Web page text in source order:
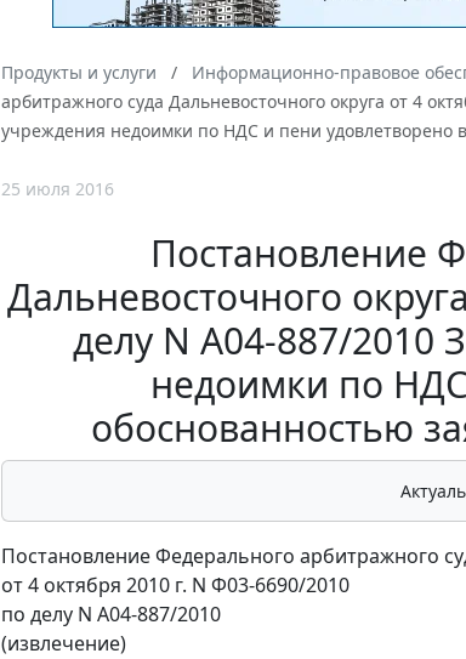
Продукты и услуги Информационно-правовое
арбитражного суда Дальневосточного округа от 4
учреждения недоимки по НДС и пени удовлетворено
25 июля 2016
Постановление
Дальневосточного
делу N А04-887/2010
недоимки по
обоснованностью
Постановление Федерального арбитражного
от 4 октября 2010 г. N Ф03-6690/2010
по делу N А04-887/2010
(извлечение)